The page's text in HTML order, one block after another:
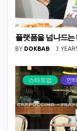
플랫폼을 넘나드는
BY DOKBAB 3
스타트업 인